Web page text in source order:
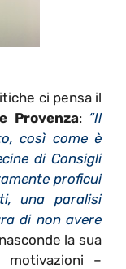
ci pensa il
Provenza: “Il
così come è
di Consigli
proficui
una paralisi
di non avere
la sua
motivazioni –